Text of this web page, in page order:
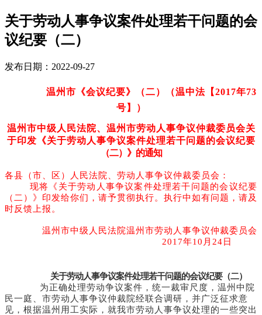
关于劳动人事争议案件处理若干问题的会
议纪要（二）
发布日期：2022-09-27
温州市《会议纪要》（二）
（温中法【2017年73
号】）
温州市中级人民法院、温州市劳动人事争议仲裁委员会关
于印发《关于劳动人事争议案件处理若干问题的会议纪要
（二）》的通知
各县（市、区）人民法院、劳动人事争议仲裁委员会：
现将《关于劳动人事争议案件处理若干问题的会议纪要
（二）》印发给你们，请予贯彻执行。执行中如有问题，请及
时反馈上报。
温州市中级人民法院温州市劳动人事争议仲裁委员会
2017年10月24日
关于劳动人事争议案件处理若干问题的会议纪要（二）
为正确处理劳动争议案件，统一裁审尺度，温州中院
民一庭、市劳动人事争议仲裁院经联合调研，并广泛征求意
见，根据温州用工实际，就我市劳动人事争议处理的一些突出